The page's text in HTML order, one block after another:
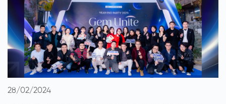
28/02/2024